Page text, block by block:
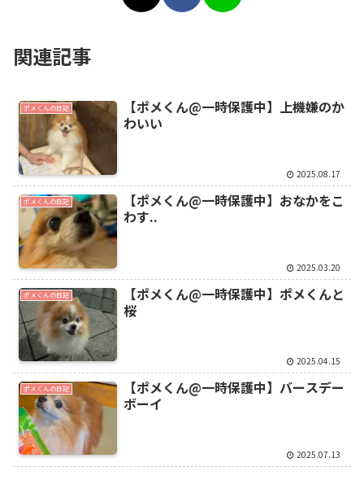
関連記事
ポメくんの日記
【ポメくん@一時保護中】上機嫌のか
わいい
2025.08.17
ポメくんの日記
【ポメくん@一時保護中】おなかをこ
わす..
2025.03.20
ポメくんの日記
【ポメくん@一時保護中】ポメくんと
桜
2025.04.15
ポメくんの日記
【ポメくん@一時保護中】バースデー
ボーイ
2025.07.13